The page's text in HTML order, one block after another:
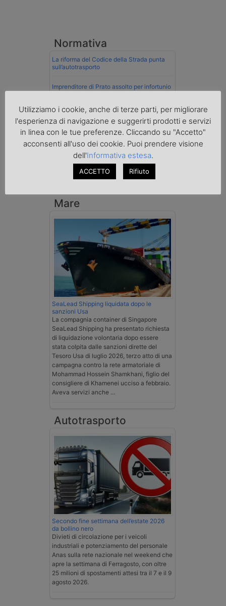
Normativa
La riforma del Codice della Strada punta
sull’autotrasporto
Imprenditore di Prato assolto per infortunio
Cassazione conferma validità multe per
velocità col cronotachigrafo
La Cassazione conferma la qualifica di
spedizioniere-vettore
Esenzione Iva nei trasporti internazionali
su tutta la filiera
Mare
SeaLead Shipping liquidata dopo le
sanzioni Usa
La compagnia container di Singapore
SeaLead Shipping ha presentato richiesta
di liquidazione volontaria dopo essere
stata colpita dalle sanzioni dirette del
Tesoro Usa di luglio 2026, terzo atto di una
campagna contro la rete armatoriale di
Mohammad Hossein Shamkhani, figlio del
consigliere di Khamenei ucciso a febbraio.
Aveva servizi anche …
Autotrasporto
Secondo fine settimana dell’estate 2026
da bollino nero
Divieti di circolazione per i veicoli
industriali e potenziamento del personale
Anas sulla rete nazionale nel weekend che
apre la settimana di Ferragosto, con oltre
25 milioni di spostamenti attesi tra il 7 e il 9
agosto 2026.
Utilizziamo i cookie, anche di terze parti, per migliorare
l'esperienza di navigazione e suggerirti prodotti e servizi
in linea con le tue preferenze. Cliccando su "Accetto"
acconsenti all'uso dei cookie. Puoi prendere visione
dell'Informativa estesa.
ACCETTO Rifiuto